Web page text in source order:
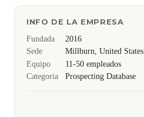
INFO DE LA EMPRESA
Fundada
2016
Sede
Millburn, United States
Equipo
11-50 empleados
Categoria
Prospecting Database